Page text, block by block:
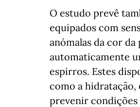
O estudo prevê
equipados com
anómalas da cor
automaticamente
espirros. Estes
como a hidratação,
prevenir condições